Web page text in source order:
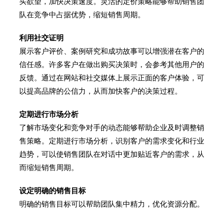
队在竞争中占据优势，缩短销售周期。
利用社交证明
展示客户评价、案例研究和成功故事可以增强潜在客户的
信任感。许多客户在做出购买决策时，会参考其他用户的
反馈。通过在网站和社交媒体上展示正面的客户体验，可
以提高品牌的公信力，从而加快客户的决策过程。
定期进行市场分析
了解市场变化和竞争对手的动态能够帮助企业及时调整销
售策略。定期进行市场分析，识别客户的需求变化和行业
趋势，可以使销售团队在对话中更加贴近客户的需求，从
而缩短销售周期。
设定明确的销售目标
明确的销售目标可以帮助团队集中精力，优化资源分配。